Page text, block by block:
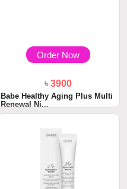
Order Now
৳ 3900
Babe Healthy Aging Plus Multi
Renewal Ni...